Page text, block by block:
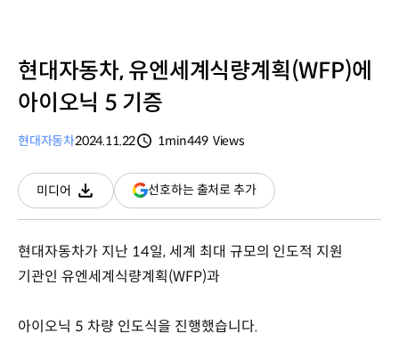
현대자동차, 유엔세계식량계획(WFP)에
아이오닉 5 기증
현대자동차2024.11.22
1min449 Views
미디어
다운로드
선호하는 출처로 추가(새
창
현대자동차가 지난 14일, 세계 최대 규모의 인도적 지원
기관인 유엔세계식량계획(WFP)과
아이오닉 5 차량 인도식을 진행했습니다.